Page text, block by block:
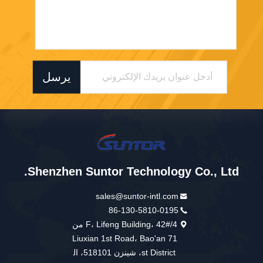
يرسل
Shenzhen Suntor Technology Co., Ltd.
sales@suntor-intl.com
86-130-5810-0195
4/F، Lifeng Building، 42# من
Liuxian 1st Road، Bao'an 71
st District، شينزن 518101، ال